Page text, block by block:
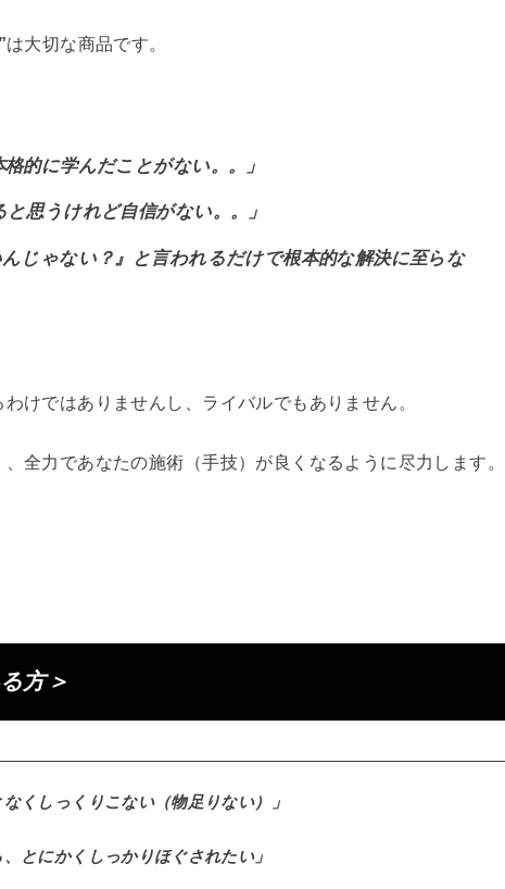
は大切な商品です。
的に学んだことがない。。」
思うけれど自信がない。。」
んじゃない？』と言われるだけで根本的な解決に至らな
けではありませんし、ライバルでもありません。
全力であなたの施術（手技）が良くなるように尽力します。
方＞
くしっくりこない（物足りない）」
とにかくしっかりほぐされたい」